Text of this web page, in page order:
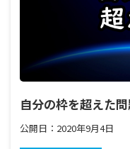
自分の枠を超えた
公開日： 2020年9月4日